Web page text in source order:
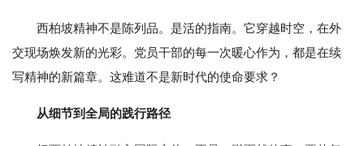
西柏坡精神不是陈列品。是活的指南。它穿越时空，在外
交现场焕发新的光彩。党员干部的每一次暖心作为，都是在续
写精神的新篇章。这难道不是新时代的使命要求？
从细节到全局的践行路径